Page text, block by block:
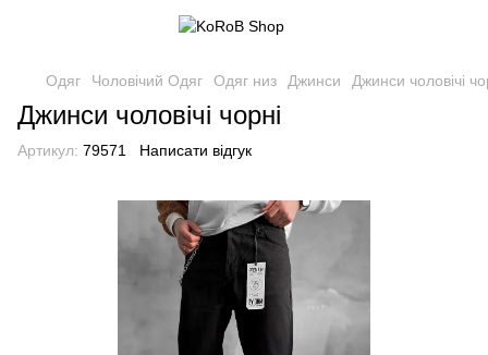
Одяг Чоловічий Одяг Одяг низ Джинси Джинси чоловічі
Джинси чоловічі чорні
Артикул: 79571 Написати відгук